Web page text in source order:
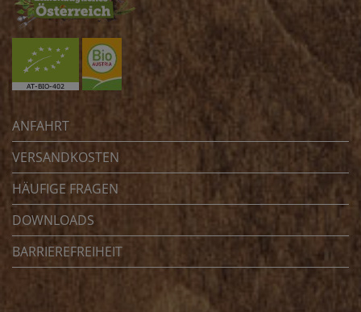
ANFAHRT
VERSANDKOSTEN
HÄUFIGE FRAGEN
DOWNLOADS
BARRIEREFREIHEIT